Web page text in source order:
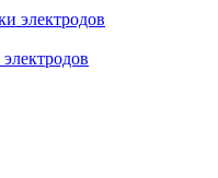
электродов